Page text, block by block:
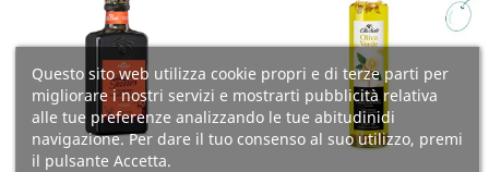
Questo sito web utilizza cookie propri e di terze parti per
migliorare i nostri servizi e mostrarti pubblicità relativa
alle tue preferenze analizzando le tue abitudinidi
navigazione. Per dare il tuo consenso al suo utilizzo, premi
il pulsante Accetta.